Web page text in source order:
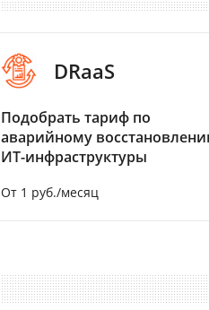
DRaaS
Подобрать тариф по
аварийному
ИТ-инфраструктуры
От 1 руб./месяц